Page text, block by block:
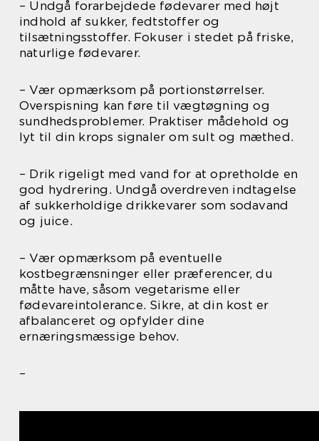
– Undgå forarbejdede fødevarer med højt
indhold af sukker, fedtstoffer og
tilsætningsstoffer. Fokuser i stedet på friske,
naturlige fødevarer.
– Vær opmærksom på portionstørrelser.
Overspisning kan føre til vægtøgning og
sundhedsproblemer. Praktiser mådehold og
lyt til din krops signaler om sult og mæthed.
– Drik rigeligt med vand for at opretholde en
god hydrering. Undgå overdreven indtagelse
af sukkerholdige drikkevarer som sodavand
og juice.
– Vær opmærksom på eventuelle
kostbegrænsninger eller præferencer, du
måtte have, såsom vegetarisme eller
fødevareintolerance. Sikre, at din kost er
afbalanceret og opfylder dine
ernæringsmæssige behov.
–